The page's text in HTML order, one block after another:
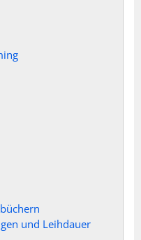
und Leihdauer